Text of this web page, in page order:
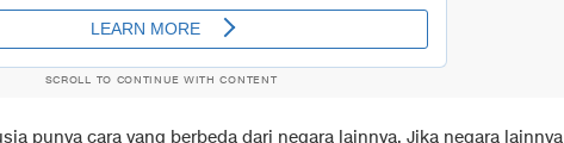
SCROLL TO CONTINUE WITH CONTENT
punya cara yang berbeda dari negara lainnya. Jika negara lainnya